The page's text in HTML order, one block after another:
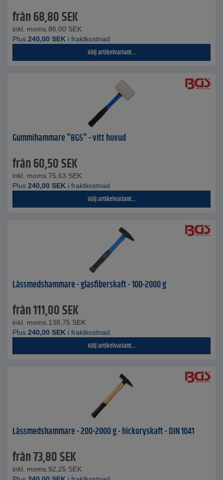
från68,80SEK
inkl. moms. 86,00 SEK
Plus 240,00 SEK i fraktkostnad
Välj artikelvariant...
Gummihammare "BGS" - vitt huvud
från60,50SEK
inkl. moms. 75,63 SEK
Plus 240,00 SEK i fraktkostnad
Välj artikelvariant...
Låssmedshammare - glasfiberskaft - 100-2000 g
från111,00SEK
inkl. moms. 138,75 SEK
Plus 240,00 SEK i fraktkostnad
Välj artikelvariant...
Låssmedshammare - 200-2000 g - hickoryskaft - DIN 1041
från73,80SEK
inkl. moms. 92,25 SEK